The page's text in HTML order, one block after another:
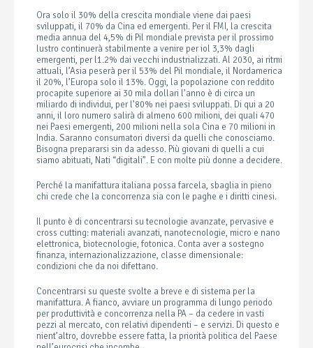
Ora solo il 30% della crescita mondiale viene dai paesi
sviluppati, il 70% da Cina ed emergenti. Per il FMI, la crescita
media annua del 4,5% di Pil mondiale prevista per il prossimo
lustro continuerà stabilmente a venire per iol 3,3% dagli
emergenti, per l1.2% dai vecchi industrializzati. Al 2030, ai ritmi
attuali, l’Asia peserà per il 53% del Pil mondiale, il Nordamerica
il 20%, l’Europa solo il 13%. Oggi, la popolazione con reddito
procapite superiore ai 30 mila dollari l’anno è di circa un
miliardo di individui, per l’80% nei paesi sviluppati. Di qui a 20
anni, il loro numero salirà di almeno 600 milioni, dei quali 470
nei Paesi emergenti, 200 milioni nella sola Cina e 70 milioni in
India. Saranno consumatori diversi da quelli che conosciamo.
Bisogna prepararsi sin da adesso. Più giovani di quelli a cui
siamo abituati, Nati “digitali”. E con molte più donne a decidere.
Perché la manifattura italiana possa farcela, sbaglia in pieno
chi crede che la concorrenza sia con le paghe e i diritti cinesi.
Il punto è di concentrarsi su tecnologie avanzate, pervasive e
cross cutting: materiali avanzati, nanotecnologie, micro e nano
elettronica, biotecnologie, fotonica. Conta aver a sostegno
finanza, internazionalizzazione, classe dimensionale:
condizioni che da noi difettano.
Concentrarsi su queste svolte a breve e di sistema per la
manifattura. A fianco, avviare un programma di lungo periodo
per produttività e concorrenza nella PA – da cedere in vasti
pezzi al mercato, con relativi dipendenti – e servizi. Di questo e
nient’altro, dovrebbe essere fatta, la priorità politica del Paese